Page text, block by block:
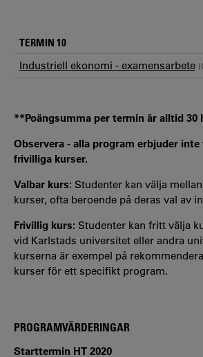
TERMIN 10
Industriell ekonomi - examensarbete
**Poängsumma per termin är alltid 30
Observera - alla program erbjuder inte
frivilliga kurser.
Valbar kurs: Studenter kan välja
kurser, ofta beroende på deras val av
Frivillig kurs: Studenter kan fritt välja
vid Karlstads universitet eller andra
kurserna är exempel på
kurser för ett specifikt program.
PROGRAMVÄRDERINGAR
Starttermin HT 2020